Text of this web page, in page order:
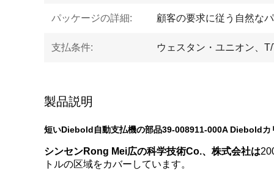
パッケージの詳細: 顧客の要求に従う自然な
支払条件: ウェスタン・ユニオン、
製品説明
短いDiebold自動支払機の部品39-008911-000A Dieboldカ
シンセンRong Mei広の科学技術Co.、株式会社は
トルの区域をカバーしています。